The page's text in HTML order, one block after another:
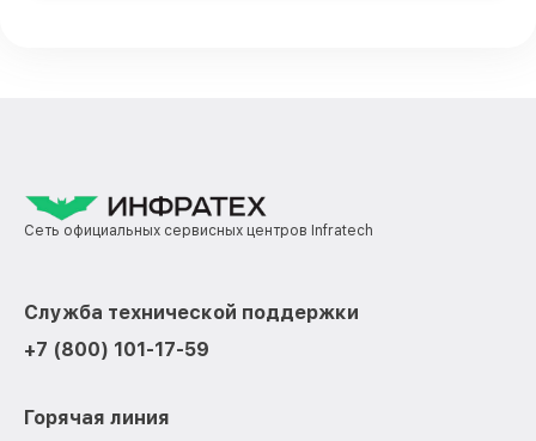
Сеть официальных сервисных центров Infratech
Служба технической поддержки
+7 (800) 101-17-59
Горячая линия